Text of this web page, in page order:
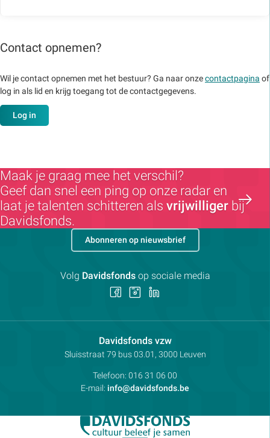
Contact opnemen?
Wil je contact opnemen met het bestuur? Ga naar onzecontactpagina of
log in als lid en krijg toegang tot de contactgegevens.
Log in
Maak je graag mee het verschil?
Geef dan snel een ping op onze radar en
laat je talenten schitteren als vrijwilliger bij
Davidsfonds.
Davidsfonds vzwContactpersoon:
Adres:
Sluisstraat 79 bus 03.01, 3000 Leuven
Telefoon: 016 31 06 00
E-mail: info@davidsfonds.be
Abonneren op nieuwsbrief
Volg Davidsfondsop sociale media
Volg Volg